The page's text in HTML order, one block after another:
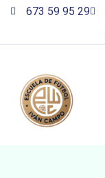
673 59 95 29